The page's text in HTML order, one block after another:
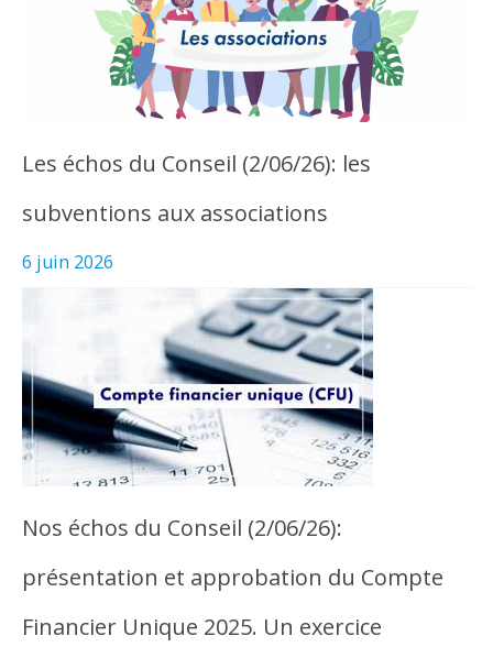
Les échos du Conseil (2/06/26): les
subventions aux associations
6 juin 2026
Nos échos du Conseil (2/06/26):
présentation et approbation du Compte
Financier Unique 2025. Un exercice